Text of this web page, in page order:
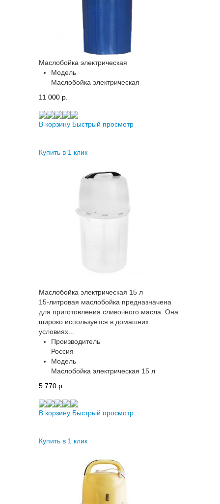
Маслобойка электрическая
Модель
Маслобойка электрическая
11 000 p.
В корзину Быстрый просмотр
Купить в 1 клик
Маслобойка электрическая 15 л
15-литровая маслобойка предназначена
для приготовления сливочного масла. Она
широко используется в домашних
условиях...
Производитель
Россия
Модель
Маслобойка электрическая 15 л
5 770 p.
В корзину Быстрый просмотр
Купить в 1 клик